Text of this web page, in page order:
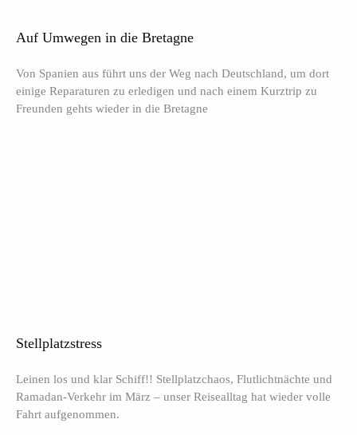
Auf Umwegen in die Bretagne
Von Spanien aus führt uns der Weg nach Deutschland, um dort
einige Reparaturen zu erledigen und nach einem Kurztrip zu
Freunden gehts wieder in die Bretagne
Stellplatzstress
Leinen los und klar Schiff!! Stellplatzchaos, Flutlichtnächte und
Ramadan-Verkehr im März – unser Reisealltag hat wieder volle
Fahrt aufgenommen.